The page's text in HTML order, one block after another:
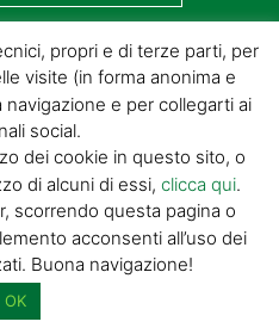
S.R.L. | P.IVA
14 – 51100 LOC.
|POWERED BY
Policy
Condizioni
|Site Map
propri e di terze parti, per
visite (in forma anonima e
navigazione e per collegarti ai
social.
dei cookie in questo sito, o
di alcuni di essi, clicca qui.
scorrendo questa pagina o
acconsenti all’uso dei
Buona navigazione!
OK